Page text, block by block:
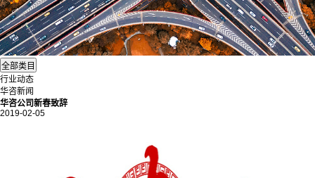
行业动态
华咨新闻
华咨公司新春致辞
2019-02-05